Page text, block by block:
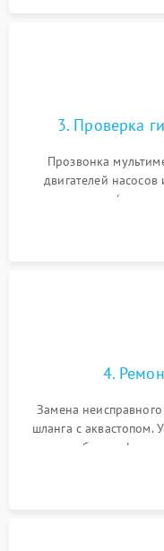
3. Проверка
Прозвонка
двигателей насосов
прессостата
концевика дверцы и
4.
Замена
шланга с аквастопом.
патрубках и
управления,